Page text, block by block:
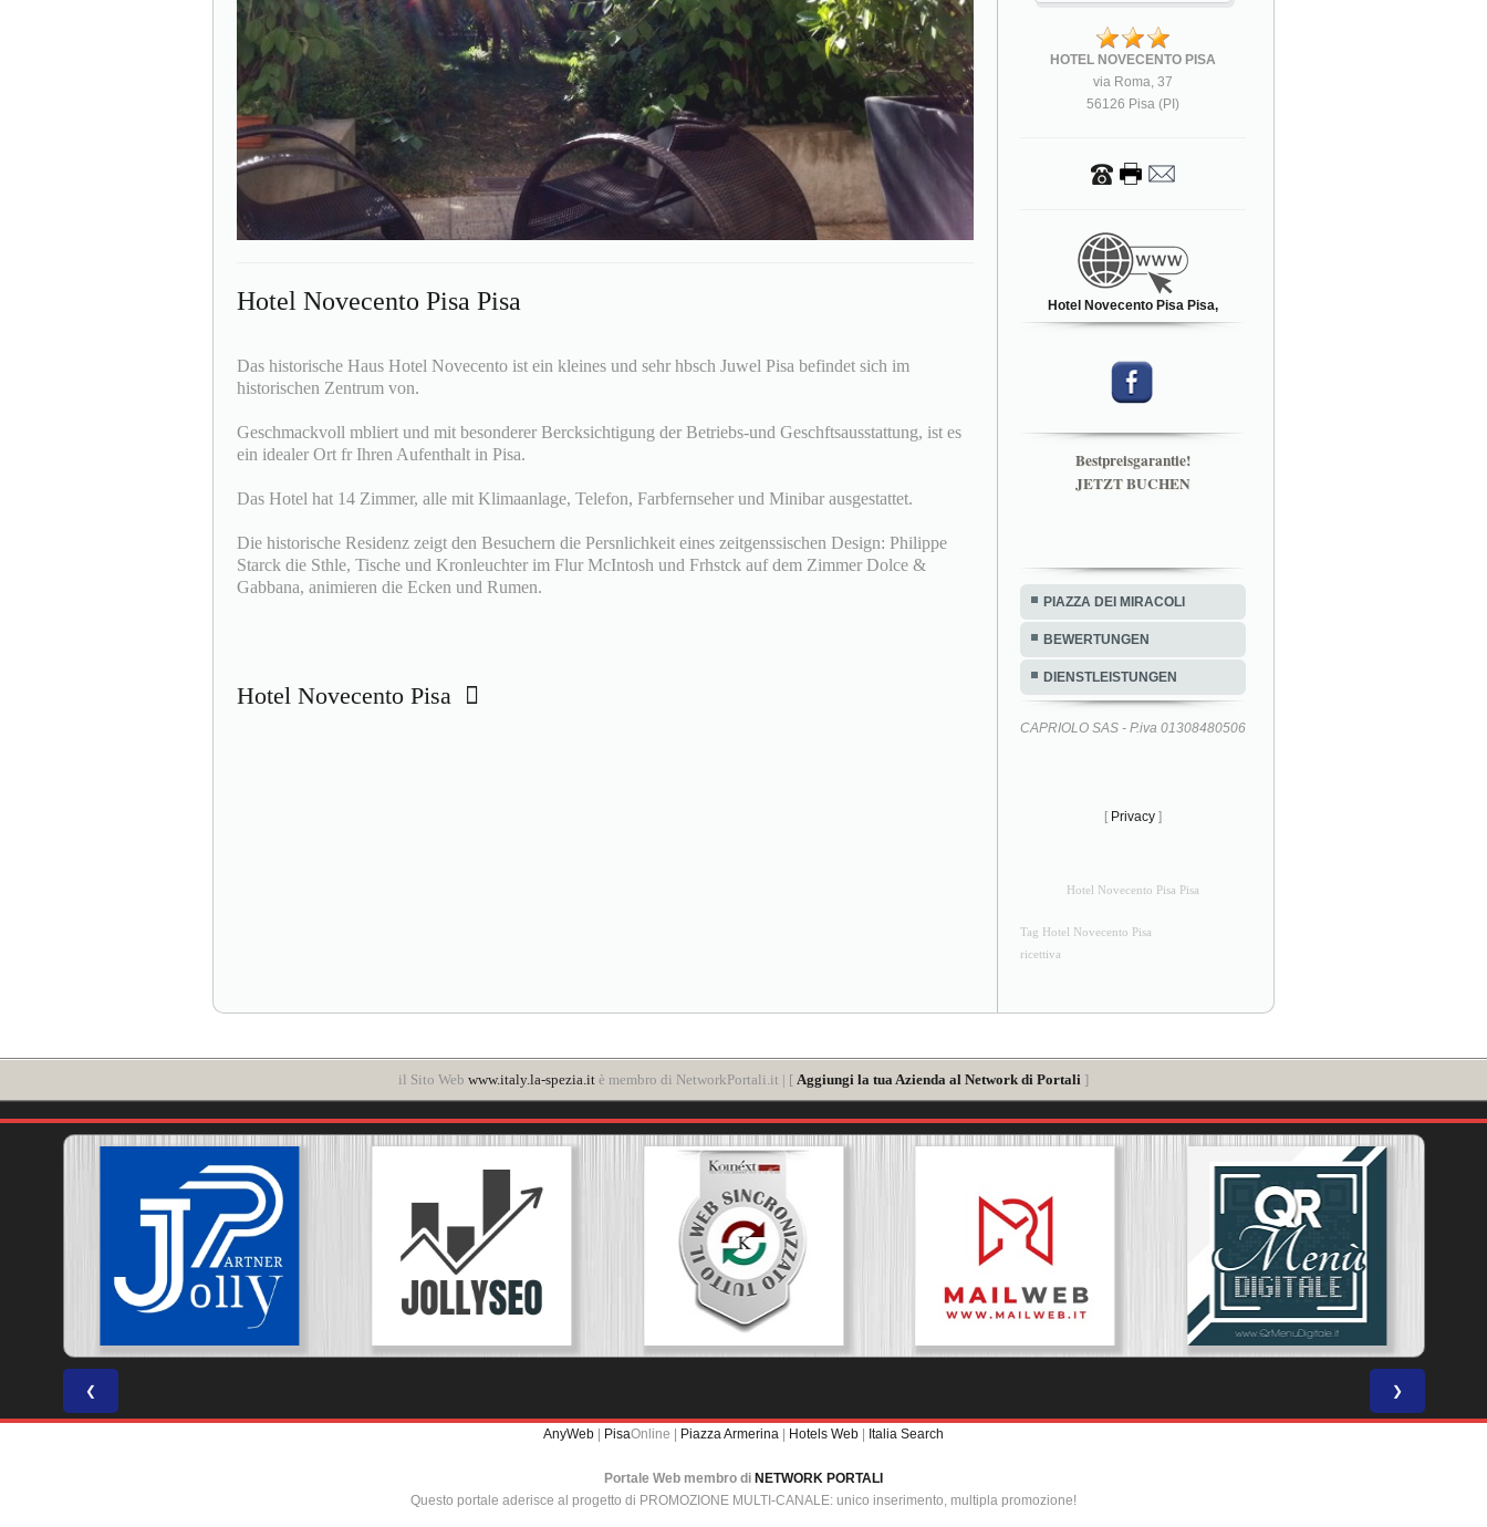
Hotel Novecento Pisa Pisa
Das historische Haus Hotel Novecento ist ein kleines und sehr hbsch Juwel Pisa befindet sich im
historischen Zentrum von.
Geschmackvoll mbliert und mit besonderer Bercksichtigung der Betriebs-und Geschftsausstattung, ist es
ein idealer Ort fr Ihren Aufenthalt in Pisa.
Das Hotel hat 14 Zimmer, alle mit Klimaanlage, Telefon, Farbfernseher und Minibar ausgestattet.
Die historische Residenz zeigt den Besuchern die Persnlichkeit eines zeitgenssischen Design: Philippe
Starck die Sthle, Tische und Kronleuchter im Flur McIntosh und Frhstck auf dem Zimmer Dolce &
Gabbana, animieren die Ecken und Rumen.
Hotel Novecento Pisa
HOTEL NOVECENTO PISA
via Roma, 37
56126 Pisa (PI)
Hotel Novecento Pisa Pisa,
Bestpreisgarantie!
JETZT BUCHEN
PIAZZA DEI MIRACOLI
BEWERTUNGEN
DIENSTLEISTUNGEN
CAPRIOLO SAS - P.iva 01308480506
[ Privacy ]
Hotel Novecento Pisa Pisa
Tag Hotel Novecento Pisa
ricettiva
il Sito Web www.italy.la-spezia.it è membro di NetworkPortali.it | [ Aggiungi la tua Azienda al Network di Portali ]
❮ ❯
AnyWeb | PisaOnline | Piazza Armerina | Hotels Web | Italia Search
Portale Web membro di NETWORK PORTALI
Questo portale aderisce al progetto di PROMOZIONE MULTI-CANALE: unico inserimento, multipla promozione!